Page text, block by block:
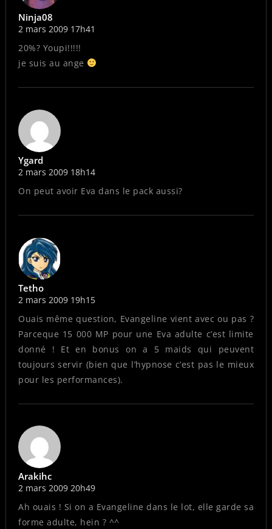
Ninja08
2 mars 2009 17h41
20%? Youpi!!!!!
je suis au ange
Ygard
2 mars 2009 18h14
On peut avoir Eva dans le pack aussi?
Tetho
2 mars 2009 19h15
Ouais même question, Evangeline vient avec ou pas ?
Parceque 15 000 MP pour une Eva adulte c’est limite
donné ! Et en bonus on a 5 maids qui peuvent
toujours servir (bien que l’hypnose c’est pas le mieux
pour les performances).
Arakihc
2 mars 2009 20h49
Ah ouais ! Si on a Evangeline dans le lot, elle garde sa
forme adulte, hein ? ^^